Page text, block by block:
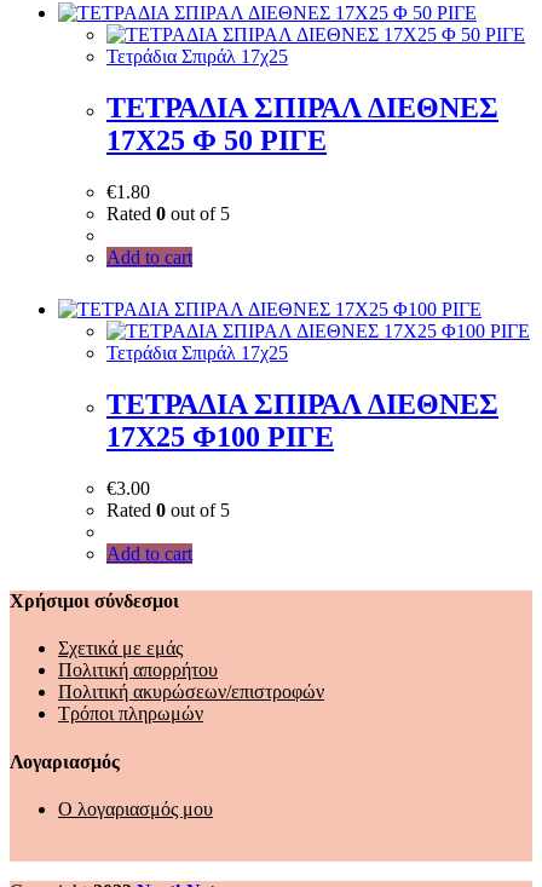
Τετράδια Σπιράλ 17χ25
ΤΕΤΡΑΔΙΑ ΣΠΙΡΑΛ ΔΙΕΘΝΕΣ
17Χ25 Φ 50 ΡΙΓΕ
€1.80
Rated 0 out of 5
Add to cart
Τετράδια Σπιράλ 17χ25
ΤΕΤΡΑΔΙΑ ΣΠΙΡΑΛ ΔΙΕΘΝΕΣ
17Χ25 Φ100 ΡΙΓΕ
€3.00
Rated 0 out of 5
Add to cart
Χρήσιμοι σύνδεσμοι
Σχετικά με εμάς
Πολιτική απορρήτου
Πολιτική ακυρώσεων/επιστροφών
Τρόποι πληρωμών
Λογαριασμός
Ο λογαριασμός μου